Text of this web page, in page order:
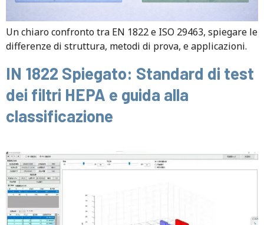
Un chiaro confronto tra EN 1822 e ISO 29463, spiegare le
differenze di struttura, metodi di prova, e applicazioni.
IN 1822 Spiegato: Standard di test
dei filtri HEPA e guida alla
classificazione